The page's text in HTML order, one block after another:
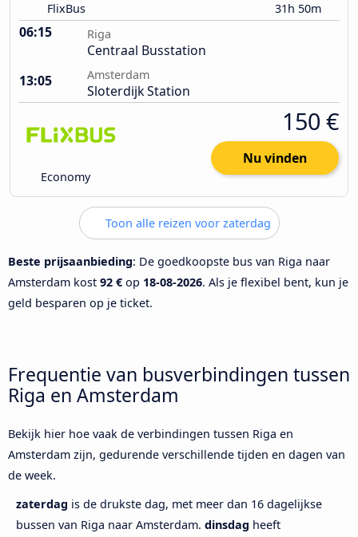
FlixBus 31h 50m
06:15 Riga
Centraal Busstation
13:05
Amsterdam
Sloterdijk Station
Economy
150 €
Nu vinden
Toon alle reizen voor zaterdag
Beste prijsaanbieding: De goedkoopste bus van Riga naar
Amsterdam kost 92 € op 18-08-2026. Als je flexibel bent, kun je
geld besparen op je ticket.
Frequentie van busverbindingen tussen
Riga en Amsterdam
Bekijk hier hoe vaak de verbindingen tussen Riga en
Amsterdam zijn, gedurende verschillende tijden en dagen van
de week.
zaterdag is de drukste dag, met meer dan 16 dagelijkse
bussen van Riga naar Amsterdam. dinsdag heeft